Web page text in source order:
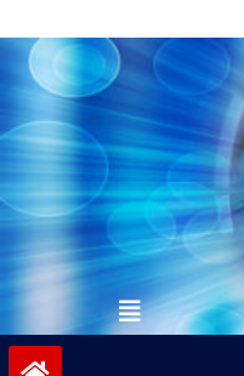
to
contentvinivida.lk